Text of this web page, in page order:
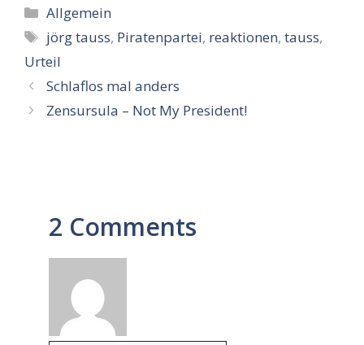
Kategorien
Allgemein
Schlagwörter
jörg tauss, Piratenpartei, reaktionen,tauss,
Urteil
Schlaflos mal anders
Zensursula – Not My President!
2 Comments